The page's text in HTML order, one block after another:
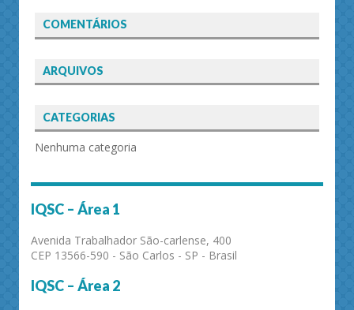
COMENTÁRIOS
ARQUIVOS
CATEGORIAS
Nenhuma categoria
IQSC – Área 1
Avenida Trabalhador São-carlense, 400
CEP 13566-590 - São Carlos - SP - Brasil
IQSC – Área 2